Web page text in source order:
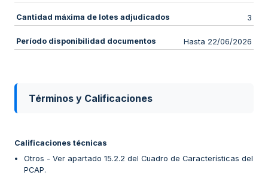
Cantidad máxima de lotes adjudicados 3
Período disponibilidad documentos Hasta 22/06/2026
Términos y Calificaciones
Calificaciones técnicas
Otros - Ver apartado 15.2.2 del Cuadro de Características del
PCAP.